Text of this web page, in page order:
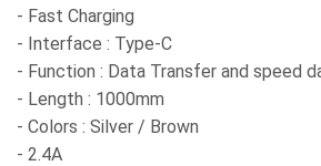
- Fast Charging
- Interface : Type-C
- Function : Data Transfer and speed
- Length : 1000mm
- Colors : Silver / Brown
- 2.4A